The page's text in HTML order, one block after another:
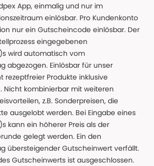
App, einmalig und nur im
einlösbar. Pro Kundenkonto
nur ein Gutscheincode einlösbar. Der
eingegebenen
wird automatisch vom
abgezogen. Einlösbar für unser
rezeptfreier Produkte inklusive
Nicht kombinierbar mit weiteren
z.B. Sonderpreisen, die
ausgelobt werden. Bei Eingabe eines
kann ein höherer Preis als der
gelegt werden. Ein den
übersteigender Gutscheinwert verfällt.
Gutscheinwerts ist ausgeschlossen.